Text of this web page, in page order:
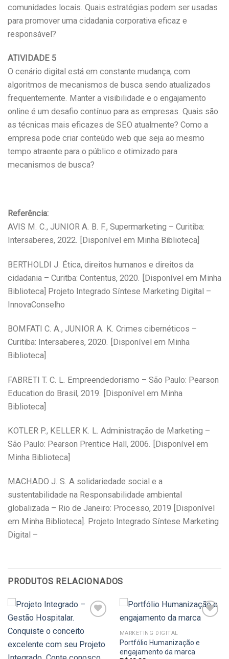
comunidades locais. Quais estratégias podem ser usadas
para promover uma cidadania corporativa eficaz e
responsável?
ATIVIDADE 5
O cenário digital está em constante mudança, com
algoritmos de mecanismos de busca sendo atualizados
frequentemente. Manter a visibilidade e o engajamento
online é um desafio contínuo para as empresas. Quais são
as técnicas mais eficazes de SEO atualmente? Como a
empresa pode criar conteúdo web que seja ao mesmo
tempo atraente para o público e otimizado para
mecanismos de busca?
Referência:
AVIS M. C., JUNIOR A. B. F., Supermarketing – Curitiba:
Intersaberes, 2022. [Disponível em Minha Biblioteca]
BERTHOLDI J. Ética, direitos humanos e direitos da
cidadania – Curitba: Contentus, 2020. [Disponível em Minha
Biblioteca] Projeto Integrado Síntese Marketing Digital –
InnovaConselho
BOMFATI C. A., JUNIOR A. K. Crimes cibernéticos –
Curitiba: Intersaberes, 2020. [Disponível em Minha
Biblioteca]
FABRETI T. C. L. Empreendedorismo – São Paulo: Pearson
Education do Brasil, 2019. [Disponível em Minha
Biblioteca]
KOTLER P., KELLER K. L. Administração de Marketing –
São Paulo: Pearson Prentice Hall, 2006. [Disponível em
Minha Biblioteca]
MACHADO J. S. A solidariedade social e a
sustentabilidade na Responsabilidade ambiental
globalizada – Rio de Janeiro: Processo, 2019 [Disponível
em Minha Biblioteca]. Projeto Integrado Síntese Marketing
Digital –
PRODUTOS RELACIONADOS
Add to
wishlist
Add to
MARKETING DIGITAL
Portfólio Humanização e
engajamento da marca